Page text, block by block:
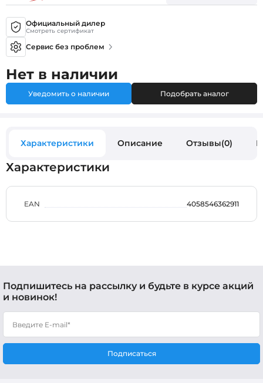
Официальный дилер
Смотреть сертификат
Сервис без проблем
Нет в наличии
Уведомить о наличии Подобрать аналог
Характеристики Описание Отзывы(0)
Характеристики
EAN 4058546362911
Подпишитесь на рассылку и будьте в курсе акций
и новинок!
Подписаться